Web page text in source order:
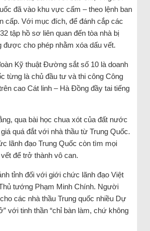
đã vào khu vực cấm – theo lệnh ban
cấp. Với mục đích, để đánh cắp các
tập hồ sơ liên quan đến tòa nhà bị
được cho phép nhằm xóa dấu vết.
Kỹ thuật Đường sắt số 10 là doanh
từng là chủ đầu tư và thi công Công
cao Cát linh – Hà Đồng đầy tai tiếng
qua bài học chua xót của đất nước
quá đắt với nhà thầu từ Trung Quốc.
lãnh đạo Trung Quốc còn tìm mọi
để trở thành vô can.
tỉnh đối với giới chức lãnh đạo Việt
tướng Phạm Minh Chính. Người
các nhà thầu Trung quốc nhiều Dự
với tinh thần “chỉ bàn làm, chứ không